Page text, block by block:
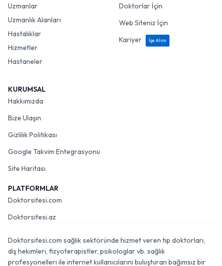
Uzmanlar
Uzmanlık Alanları
Hastalıklar
Hizmetler
Hastaneler
Doktorlar İçin
Web Siteniz İçin
Kariyer
İşe Alım
KURUMSAL
Hakkımızda
Bize Ulaşın
Gizlilik Politikası
Google Takvim Entegrasyonu
Site Haritası
PLATFORMLAR
Doktorsitesi.com
Doktorsitesi.az
Doktorsitesi.com sağlık sektöründe hizmet veren tıp doktorları,
diş hekimleri, fizyoterapistler, psikologlar vb. sağlık
profesyonelleri ile internet kullanıcılarını buluşturan bağımsız bir